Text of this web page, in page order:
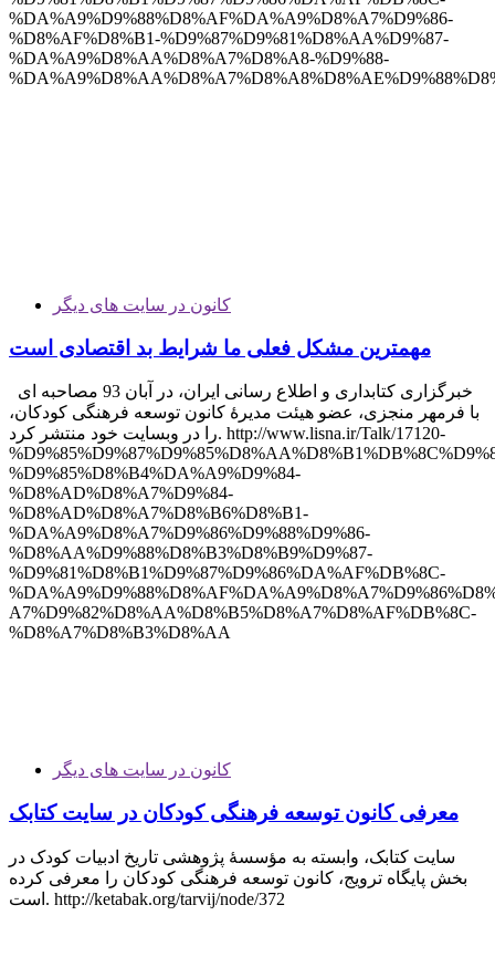
%DA%A9%D9%88%D8%AF%DA%A9%D8%A7%D9%86-
%D8%AF%D8%B1-%D9%87%D9%81%D8%AA%D9%87-
%DA%A9%D8%AA%D8%A7%D8%A8-%D9%88-
کانون در سایت های دیگر
مهمترین مشکل فعلی ما شرایط بد اقتصادی است
با فرمهر منجزی، عضو هیئت مدیرۀ کانون توسعه فرهنگی کودکان،
را در وبسایت خود منتشر کرد. http://www.lisna.ir/Talk/17120-
%D9%85%D8%B4%DA%A9%D9%84-
%D8%AD%D8%A7%D9%84-
%D8%AD%D8%A7%D8%B6%D8%B1-
%DA%A9%D8%A7%D9%86%D9%88%D9%86-
%D8%AA%D9%88%D8%B3%D8%B9%D9%87-
%D9%81%D8%B1%D9%87%D9%86%DA%AF%DB%8C-
A7%D9%82%D8%AA%D8%B5%D8%A7%D8%AF%DB%8C-
%D8%A7%D8%B3%D8%AA
کانون در سایت های دیگر
معرفی کانون توسعه فرهنگی کودکان در سایت کتابک
سایت کتابک، وابسته به مؤسسۀ پژوهشی تاریخ ادبیات کودک در
بخش پایگاه ترویج، کانون توسعه فرهنگی کودکان را معرفی کرده
است. http://ketabak.org/tarvij/node/372